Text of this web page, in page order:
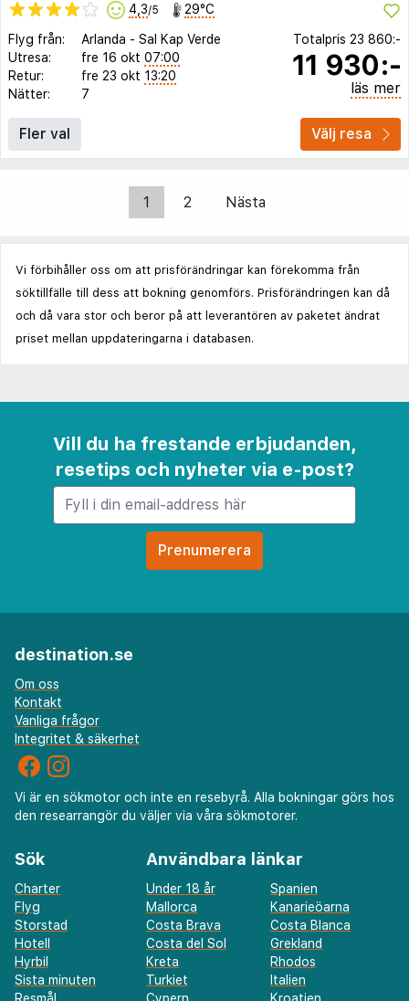
4,3/5 29°C
Flyg från: Arlanda - Sal Kap Verde
Utresa:
fre 16 okt 07:00
Retur:
fre 23 okt 13:20
Nätter:
7
Totalpris 23 860:-
11 930:-
läs mer
Fler val Välj resa
1 2 Nästa
Vi förbihåller oss om att prisförändringar kan förekomma från
söktillfälle till dess att bokning genomförs. Prisförändringen kan då
och då vara stor och beror på att leverantören av paketet ändrat
priset mellan uppdateringarna i databasen.
Vill du ha frestande erbjudanden,
resetips och nyheter via e-post?
destination.se
Om oss
Kontakt
Vanliga frågor
Integritet & säkerhet
Vi är en sökmotor och inte en resebyrå. Alla bokningar görs hos
den researrangör du väljer via våra sökmotorer.
Sök
Charter
Flyg
Storstad
Hotell
Hyrbil
Sista minuten
Användbara länkar
Under 18 år
Spanien
Mallorca
Kanarieöarna
Costa Brava
Costa Blanca
Costa del Sol
Grekland
Kreta
Rhodos
Turkiet
Italien